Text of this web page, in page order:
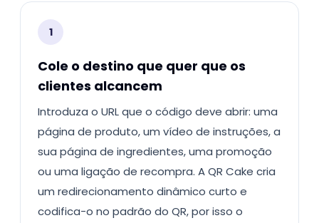
1
Cole o destino que quer que os
clientes alcancem
Introduza o URL que o código deve abrir: uma
página de produto, um vídeo de instruções, a
sua página de ingredientes, uma promoção
ou uma ligação de recompra. A QR Cake cria
um redirecionamento dinâmico curto e
codifica-o no padrão do QR, por isso o